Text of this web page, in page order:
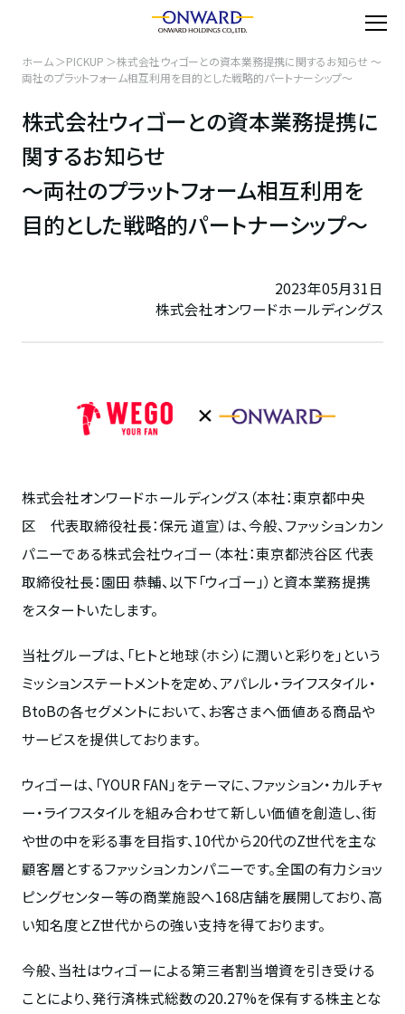
ホーム PICKUP
株式会社ウィゴーとの資本業務提携に関するお知らせ ～
両社のプラットフォーム相互利用を目的とした戦略的パートナーシップ～
株式会社ウィゴーとの資本業務提携に
関するお知らせ
～両社のプラットフォーム相互利用を
目的とした戦略的パートナーシップ～
2023年05月31日
株式会社オンワードホールディングス
株式会社オンワードホールディングス（本社：東京都中央
区 代表取締役社長：保元 道宣）は、今般、ファッションカン
パニーである株式会社ウィゴー（本社：東京都渋谷区 代表
取締役社長：園田 恭輔、以下「ウィゴー」）と資本業務提携
をスタートいたします。
当社グループは、「ヒトと地球（ホシ）に潤いと彩りを」という
ミッションステートメントを定め、アパレル・ライフスタイル・
BtoBの各セグメントにおいて、お客さまへ価値ある商品や
サービスを提供しております。
ウィゴーは、「YOUR FAN」をテーマに、ファッション・カルチャ
ー・ライフスタイルを組み合わせて新しい価値を創造し、街
や世の中を彩る事を目指す、10代から20代のZ世代を主な
顧客層とするファッションカンパニーです。全国の有力ショッ
ピングセンター等の商業施設へ168店舗を展開しており、高
い知名度とZ世代からの強い支持を得ております。
今般、当社はウィゴーによる第三者割当増資を引き受ける
ことにより、発行済株式総数の20.27%を保有する株主とな